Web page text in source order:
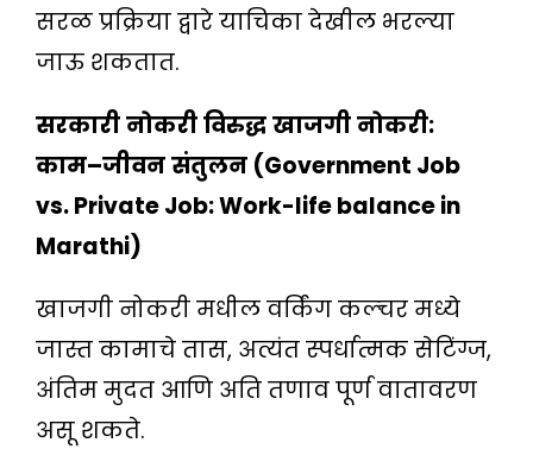
सरळ प्रक्रिया द्वारे याचिका देखील भरल्या
जाऊ शकतात.
सरकारीनोकरीविरुद्धखाजगीनोकरी:
काम–जीवनसंतुलन (Government Job
vs. Private Job: Work-life balance in
Marathi)
खाजगी नोकरी मधील वर्किंग कल्चर मध्ये
जास्त कामाचे तास, अत्यंत स्पर्धात्मक सेटिंग्ज,
अंतिम मुदत आणि अति तणाव पूर्ण वातावरण
असू शकते.